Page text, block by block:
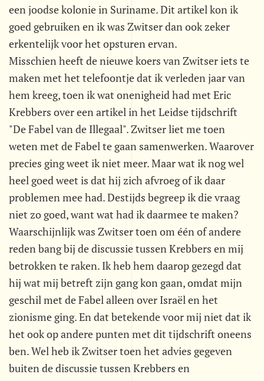
een joodse kolonie in Suriname. Dit artikel kon ik
goed gebruiken en ik was Zwitser dan ook zeker
erkentelijk voor het opsturen ervan.
Misschien heeft de nieuwe koers van Zwitser iets te
maken met het telefoontje dat ik verleden jaar van
hem kreeg, toen ik wat onenigheid had met Eric
Krebbers over een artikel in het Leidse tijdschrift
"De Fabel van de Illegaal". Zwitser liet me toen
weten met de Fabel te gaan samenwerken. Waarover
precies ging weet ik niet meer. Maar wat ik nog wel
heel goed weet is dat hij zich afvroeg of ik daar
problemen mee had. Destijds begreep ik die vraag
niet zo goed, want wat had ik daarmee te maken?
Waarschijnlijk was Zwitser toen om één of andere
reden bang bij de discussie tussen Krebbers en mij
betrokken te raken. Ik heb hem daarop gezegd dat
hij wat mij betreft zijn gang kon gaan, omdat mijn
geschil met de Fabel alleen over Israël en het
zionisme ging. En dat betekende voor mij niet dat ik
het ook op andere punten met dit tijdschrift oneens
ben. Wel heb ik Zwitser toen het advies gegeven
buiten de discussie tussen Krebbers en